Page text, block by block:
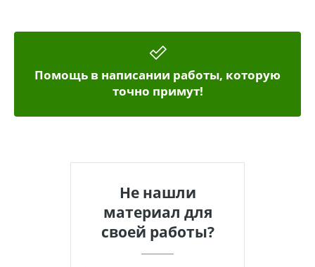
Помощь в написании работы, которую
точно примут!
Не нашли
материал для
своей работы?